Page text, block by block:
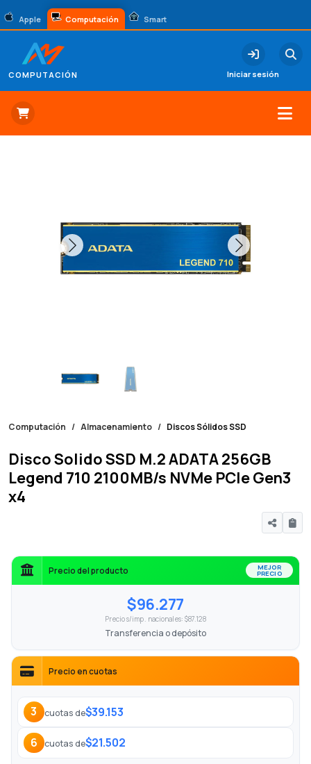
Apple Computación Smart
COMPUTACIÓN Iniciar sesión
Computación Almacenamiento Discos Sólidos SSD
Disco Solido SSD M.2 ADATA 256GB
Legend 710 2100MB/s NVMe PCIe Gen3
x4
Precio del producto MEJOR
PRECIO
$96.277
Precio s/imp. nacionales: $87.128
Transferencia o depósito
Precio en cuotas
3 cuotas de$39.153
6 cuotas de$21.502